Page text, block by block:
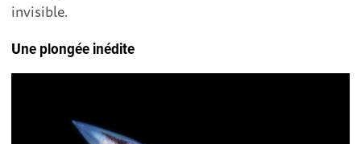
invisible.
Une plongée inédite